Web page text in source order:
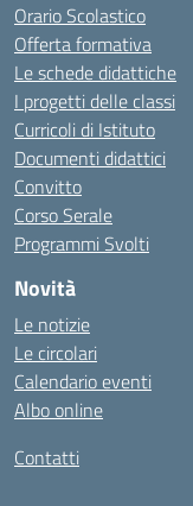
Orario Scolastico
Offerta formativa
Le schede didattiche
I progetti delle classi
Curricoli di Istituto
Documenti didattici
Convitto
Corso Serale
Programmi Svolti
Novità
Le notizie
Le circolari
Calendario eventi
Albo online
Contatti